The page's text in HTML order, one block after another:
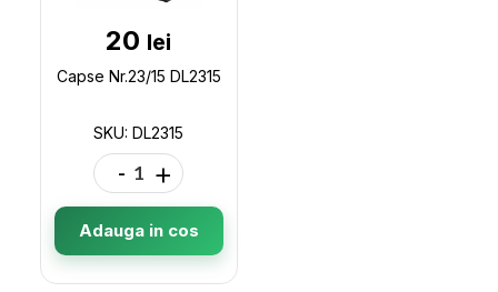
20 lei
Capse Nr.23/15 DL2315
SKU: DL2315
- +
Adauga in cos